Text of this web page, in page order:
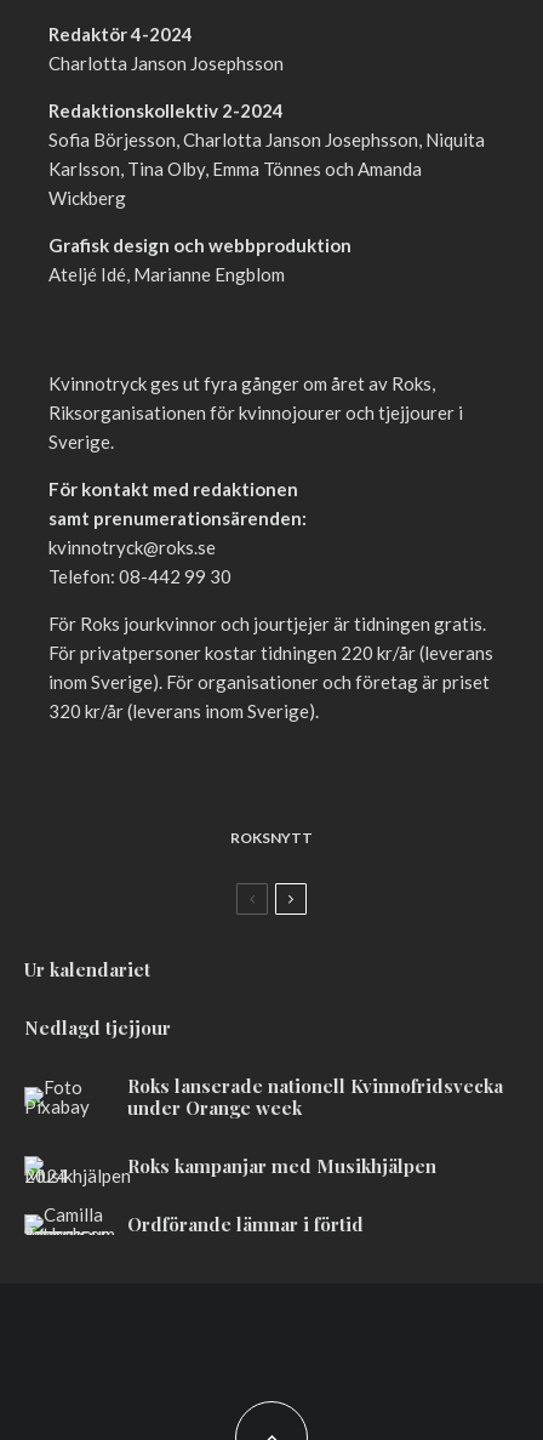
Redaktör 4-2024
Charlotta Janson Josephsson
Redaktionskollektiv 2-2024
Sofia Börjesson, Charlotta Janson Josephsson, Niquita
Karlsson, Tina Olby, Emma Tönnes och Amanda
Wickberg
Grafisk design och webbproduktion
Ateljé Idé, Marianne Engblom
Kvinnotryck ges ut fyra gånger om året av Roks,
Riksorganisationen för kvinnojourer och tjejjourer i
Sverige.
För kontakt med redaktionen
samt prenumerationsärenden:
kvinnotryck@roks.se
Telefon: 08-442 99 30
För Roks jourkvinnor och jourtjejer är tidningen gratis.
För privatpersoner kostar tidningen 220 kr/år (leverans
inom Sverige). För organisationer och företag är priset
320 kr/år (leverans inom Sverige).
ROKSNYTT
Ur kalendariet
Nedlagd tjejjour
Roks lanserade nationell Kvinnofridsvecka
under Orange week
Roks kampanjar med Musikhjälpen
Ordförande lämnar i förtid